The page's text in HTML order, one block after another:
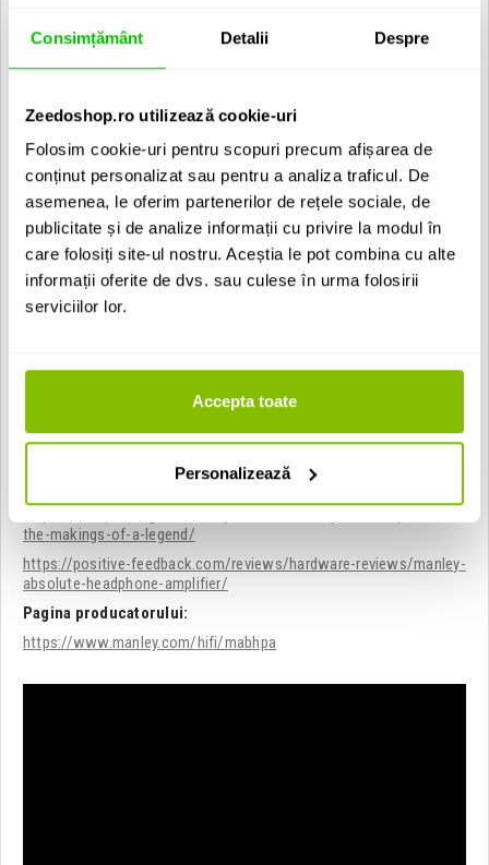
Consimțământ Detalii Despre
Zeedoshop.ro utilizează cookie-uri
Folosim cookie-uri pentru scopuri precum afișarea de
conținut personalizat sau pentru a analiza traficul. De
asemenea, le oferim partenerilor de rețele sociale, de
publicitate și de analize informații cu privire la modul în
care folosiți site-ul nostru. Aceștia le pot combina cu alte
informații oferite de dvs. sau culese în urma folosirii
serviciilor lor.
Accepta toate
Personalizează
Putere maxima iesire = 1W in 12 Ohm BW 22Hz-22kHz
Proportie semnal-zgomot:83 dB (1kHz sine wave, 100mW
output, BW 22Hz-22kHz)
Crosstalk canal:-71 dB (1kHz sine wave, 100mW output, BW
22Hz-22kHz) Stanga-72 dB (1kHz sine wave, 100mW output,
BW 22Hz-22kHz) Dreapta
Atenuare balans Control Channel:72dB per canal (1kHz sine
wave, 100mW output, BW 22Hz-22kHz)
Raspuns in frecvente:Push-Pull= Flat 10Hz &ndash. 20 kHz
(-1dB @ 40 kHz)Single-Ended= 20Hz &ndash. 20 kHz (-0.5dB
@ 10Hz, -1dB @ 50 kHz)
Distorsie:Push-Pull= 0.16% THD+N (BW 20Hz-22kHz)Single-
Ended= 1.0% THD+N (BW 20Hz-22kHz)
Telecomanda Remora RF
Review-uri:
https://www.head-fi.org/threads/manley-absolute-loaner-
the-makings-of-a-legend/
https://positive-feedback.com/reviews/hardware-reviews/manley-
absolute-headphone-amplifier/
Pagina producatorului:
https://www.manley.com/hifi/mabhpa